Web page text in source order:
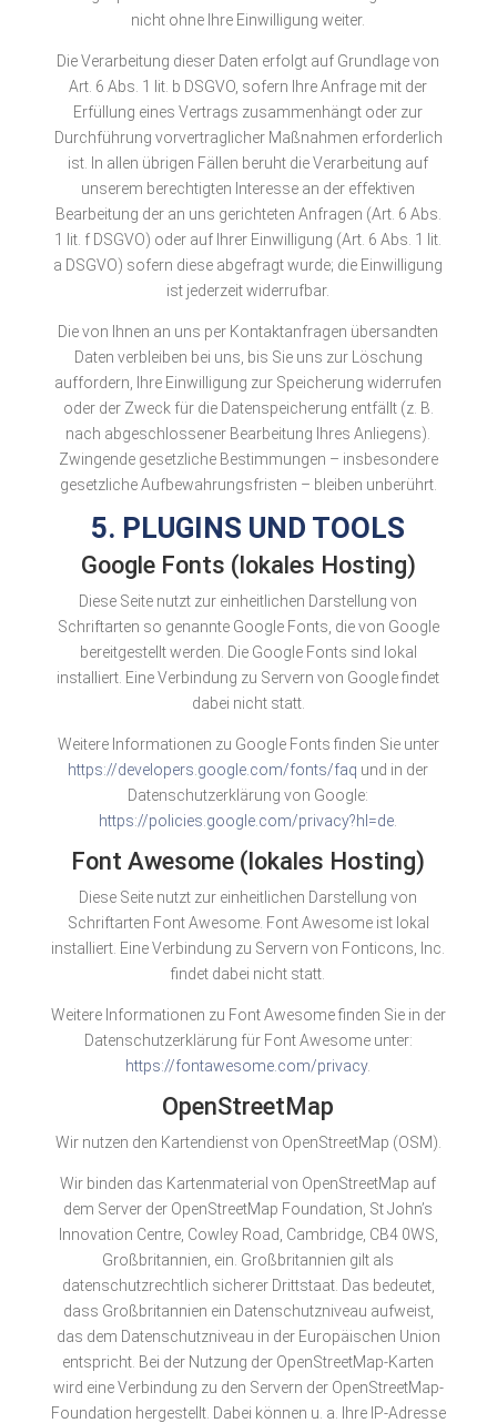
nicht ohne Ihre Einwilligung weiter.
Die Verarbeitung dieser Daten erfolgt auf Grundlage von
Art. 6 Abs. 1 lit. b DSGVO, sofern Ihre Anfrage mit der
Erfüllung eines Vertrags zusammenhängt oder zur
Durchführung vorvertraglicher Maßnahmen erforderlich
ist. In allen übrigen Fällen beruht die Verarbeitung auf
unserem berechtigten Interesse an der effektiven
Bearbeitung der an uns gerichteten Anfragen (Art. 6 Abs.
1 lit. f DSGVO) oder auf Ihrer Einwilligung (Art. 6 Abs. 1 lit.
a DSGVO) sofern diese abgefragt wurde; die Einwilligung
ist jederzeit widerrufbar.
Die von Ihnen an uns per Kontaktanfragen übersandten
Daten verbleiben bei uns, bis Sie uns zur Löschung
auffordern, Ihre Einwilligung zur Speicherung widerrufen
oder der Zweck für die Datenspeicherung entfällt (z. B.
nach abgeschlossener Bearbeitung Ihres Anliegens).
Zwingende gesetzliche Bestimmungen – insbesondere
gesetzliche Aufbewahrungsfristen – bleiben unberührt.
5. PLUGINS UND TOOLS
Google Fonts (lokales Hosting)
Diese Seite nutzt zur einheitlichen Darstellung von
Schriftarten so genannte Google Fonts, die von Google
bereitgestellt werden. Die Google Fonts sind lokal
installiert. Eine Verbindung zu Servern von Google findet
dabei nicht statt.
Weitere Informationen zu Google Fonts finden Sie unter
https://developers.google.com/fonts/faq und in der
Datenschutzerklärung von Google:
https://policies.google.com/privacy?hl=de
Font Awesome (lokales Hosting)
Diese Seite nutzt zur einheitlichen Darstellung von
Schriftarten Font Awesome. Font Awesome ist lokal
installiert. Eine Verbindung zu Servern von Fonticons, Inc.
findet dabei nicht statt.
Weitere Informationen zu Font Awesome finden Sie in der
Datenschutzerklärung für Font Awesome unter:
https://fontawesome.com/privacy.
OpenStreetMap
Wir nutzen den Kartendienst von OpenStreetMap (OSM).
Wir binden das Kartenmaterial von OpenStreetMap auf
dem Server der OpenStreetMap Foundation, St John’s
Innovation Centre, Cowley Road, Cambridge, CB4 0WS,
Großbritannien, ein. Großbritannien gilt als
datenschutzrechtlich sicherer Drittstaat. Das bedeutet,
dass Großbritannien ein Datenschutzniveau aufweist,
das dem Datenschutzniveau in der Europäischen Union
entspricht. Bei der Nutzung der OpenStreetMap-Karten
wird eine Verbindung zu den Servern der OpenStreetMap-
Foundation hergestellt. Dabei können u. a. Ihre IP-Adresse